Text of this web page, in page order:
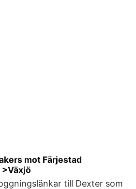
mot Färjestad
till Dexter som